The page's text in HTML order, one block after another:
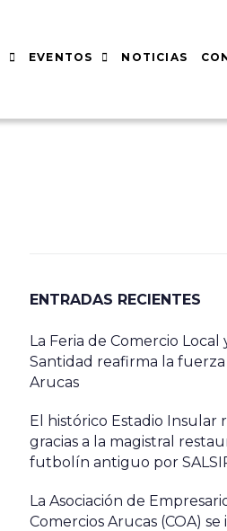
EVENTOS NOTICIAS
ENTRADAS RECIENTES
La Feria de Comercio Local
Santidad reafirma la
Arucas
El histórico Estadio Insular
gracias a la magistral
futbolín antiguo por
La Asociación de
Comercios Arucas (COA) se